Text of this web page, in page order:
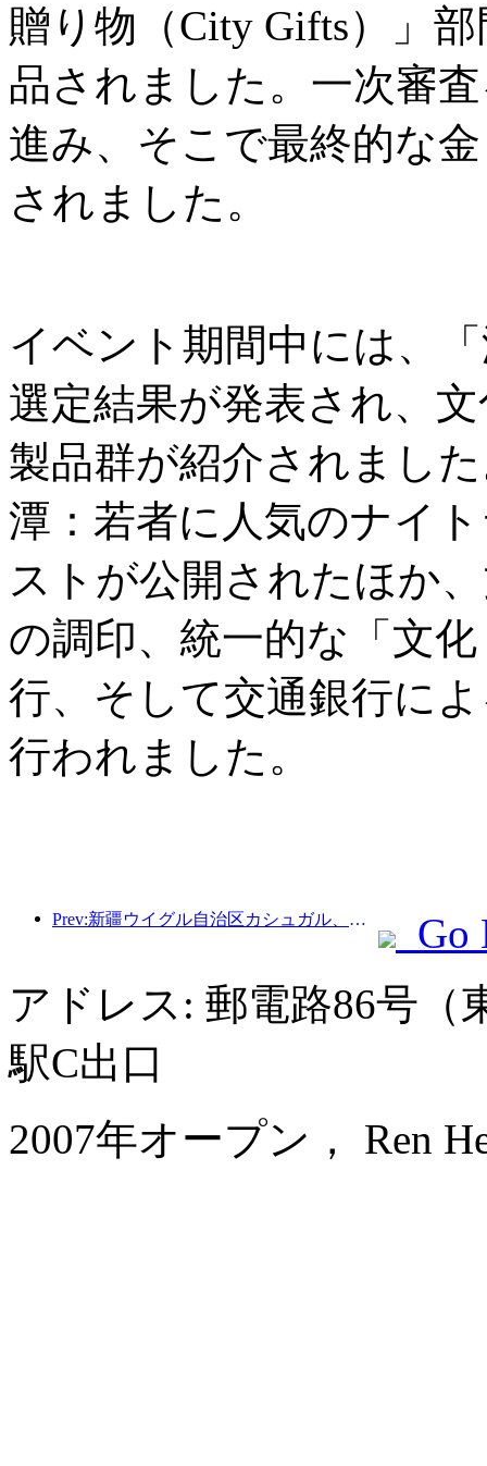
贈り物（City Gifts）」
品されました。一次審
進み、そこで最終的な
されました。
イベント期間中には、
選定結果が発表され、
製品群が紹介されまし
潭：若者に人気のナイ
ストが公開されたほか
の調印、統一的な「文
行、そして交通銀行に
行われました。
Prev:新疆ウイグル自治区カシュガル、民族間交流の促進に向けた観光振興イベントを開催
Go
アドレス: 郵電路86号（
駅C出口
2007年オープン， Ren